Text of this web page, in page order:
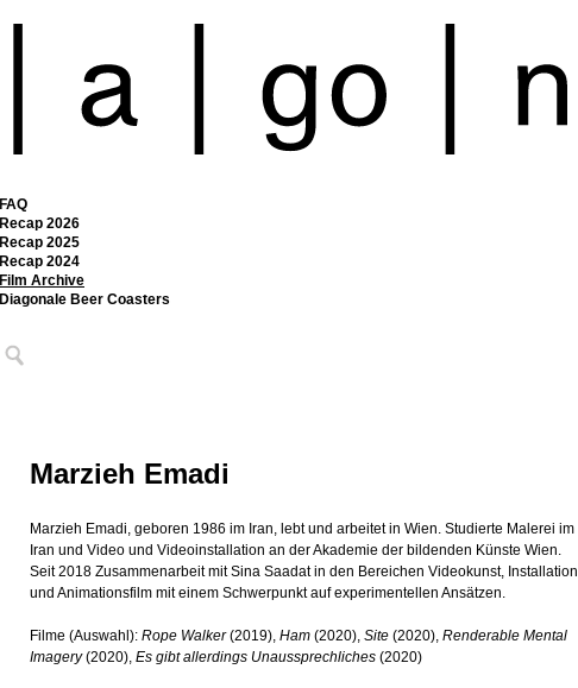
FAQ
Recap 2026
Recap 2025
Recap 2024
Film Archive
Diagonale Beer Coasters
Marzieh Emadi
Marzieh Emadi, geboren 1986 im Iran, lebt und arbeitet in Wien. Studierte Malerei im
Iran und Video und Videoinstallation an der Akademie der bildenden Künste Wien.
Seit 2018 Zusammenarbeit mit Sina Saadat in den Bereichen Videokunst, Installation
und Animationsfilm mit einem Schwerpunkt auf experimentellen Ansätzen.
Filme (Auswahl): Rope Walker(2019), Ham (2020), Site (2020), Renderable Mental
Imagery(2020), Es gibt allerdings Unaussprechliches (2020)